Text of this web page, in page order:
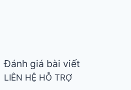
Đánh giá bài viết
LIÊN HỆ HỖ TRỢ